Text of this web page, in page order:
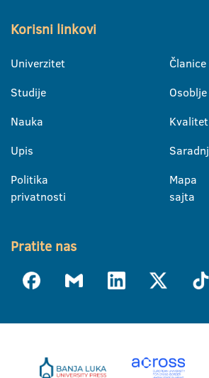
Korisni linkovi
Univerzitet
Studije
Nauka
Upis
Politika
privatnosti
Članice
Osoblje
Kvalitet
Mapa
sajta
Pratite nas